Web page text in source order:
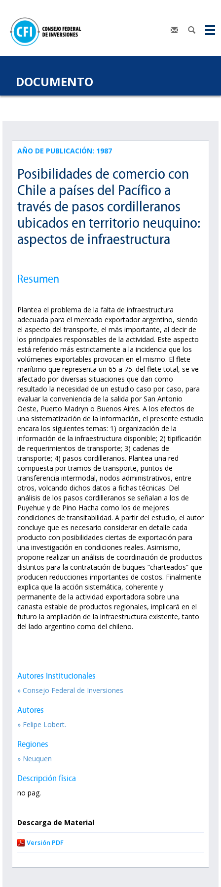
DOCUMENTO
AÑO DE PUBLICACIÓN: 1987
Posibilidades de comercio con
Chile a países del Pacífico a
través de pasos cordilleranos
ubicados en territorio neuquino:
aspectos de infraestructura
Resumen
Plantea el problema de la falta de infraestructura
adecuada para el mercado exportador argentino, siendo
el aspecto del transporte, el más importante, al decir de
los principales responsables de la actividad. Este aspecto
está referido más estrictamente a la incidencia que los
volúmenes exportables provocan en el mismo. El flete
marítimo que representa un 65 a 75. del flete total, se ve
afectado por diversas situaciones que dan como
resultado la necesidad de un estudio caso por caso, para
evaluar la conveniencia de la salida por San Antonio
Oeste, Puerto Madryn o Buenos Aires. A los efectos de
una sistematización de la información, el presente estudio
encara los siguientes temas: 1) organización de la
información de la infraestructura disponible; 2) tipificación
de requerimientos de transporte; 3) cadenas de
transporte; 4) pasos cordilleranos. Plantea una red
compuesta por tramos de transporte, puntos de
transferencia intermodal, nodos administrativos, entre
otros, volcando dichos datos a fichas técnicas. Del
análisis de los pasos cordilleranos se señalan a los de
Puyehue y de Pino Hacha como los de mejores
condiciones de transitabilidad. A partir del estudio, el autor
concluye que es necesario considerar en detalle cada
producto con posibilidades ciertas de exportación para
una investigación en condiciones reales. Asimismo,
propone realizar un análisis de coordinación de productos
distintos para la contratación de buques “charteados” que
producen reducciones importantes de costos. Finalmente
explica que la acción sistemática, coherente y
permanente de la actividad exportadora sobre una
canasta estable de productos regionales, implicará en el
futuro la ampliación de la infraestructura existente, tanto
del lado argentino como del chileno.
Autores Institucionales
» Consejo Federal de Inversiones
Autores
» Felipe Lobert.
Regiones
» Neuquen
Descripción física
no pag.
Descarga de Material
Versión PDF